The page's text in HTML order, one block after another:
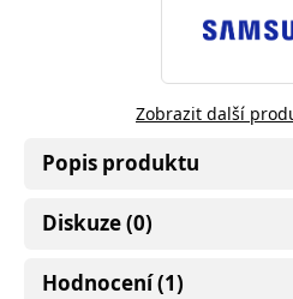
Zobrazit další
Popis produktu
Diskuze (0)
Hodnocení (1)